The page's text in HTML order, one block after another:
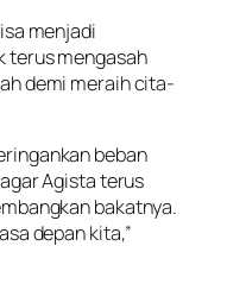
menjadi
terus mengasah
demi meraih cita-
beban
Agista terus
bakatnya.
depan kita,”